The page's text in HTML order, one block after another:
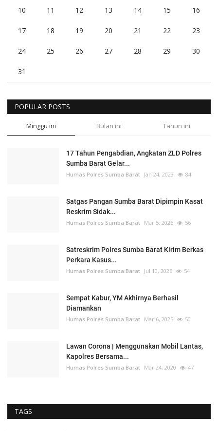
10 11 12 13 14 15 16
17 18 19 20 21 22 23
24 25 26 27 28 29 30
31
POPULAR POSTS
Minggu ini Bulan ini Tahun ini
17 Tahun Pengabdian, Angkatan ZLD Polres
Sumba Barat Gelar...
Humas Polres Sumba Barat Jan 24, 2023 84
Satgas Pangan Sumba Barat Dipimpin Kasat
Reskrim Sidak...
Humas Polres Sumba Barat Mar 5, 2026 56
Satreskrim Polres Sumba Barat Kirim Berkas
Perkara Kasus...
Humas Polres Sumba Barat Jul 10, 2026 54
Sempat Kabur, YM Akhirnya Berhasil
Diamankan
Humas Polres Sumba Barat Mar 6, 2025 50
Lawan Corona | Menggunakan Mobil Lantas,
Kapolres Bersama...
Humas Polres Sumba Barat Mar 24, 2020 47
TAGS